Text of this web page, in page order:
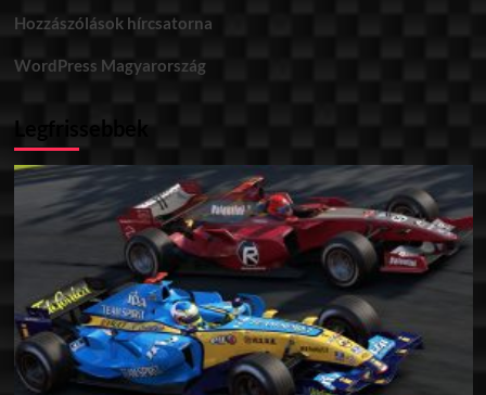
Hozzászólások hírcsatorna
WordPress Magyarország
Legfrissebbek